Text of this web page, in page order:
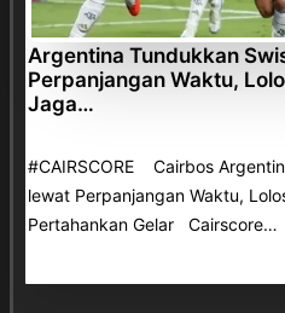
Argentina Tundukkan
Perpanjangan Waktu,
Jaga…
#CAIRSCORE Cairbos
lewat Perpanjangan Waktu,
Pertahankan Gelar Cairscore…